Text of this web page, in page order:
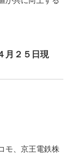
月２５日現
モ、京王電鉄株